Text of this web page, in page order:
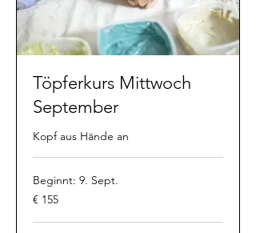
Töpferkurs Mittwoch
September
Kopf aus Hände an
Beginnt: 9. Sept.
155
Euro
€ 155